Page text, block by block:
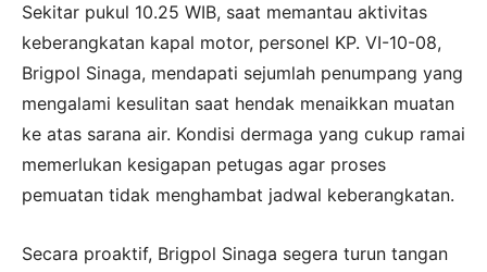
Sekitar pukul 10.25 WIB, saat memantau aktivitas
keberangkatan kapal motor, personel KP. VI-10-08,
Brigpol Sinaga, mendapati sejumlah penumpang yang
mengalami kesulitan saat hendak menaikkan muatan
ke atas sarana air. Kondisi dermaga yang cukup ramai
memerlukan kesigapan petugas agar proses
pemuatan tidak menghambat jadwal keberangkatan.
Secara proaktif, Brigpol Sinaga segera turun tangan